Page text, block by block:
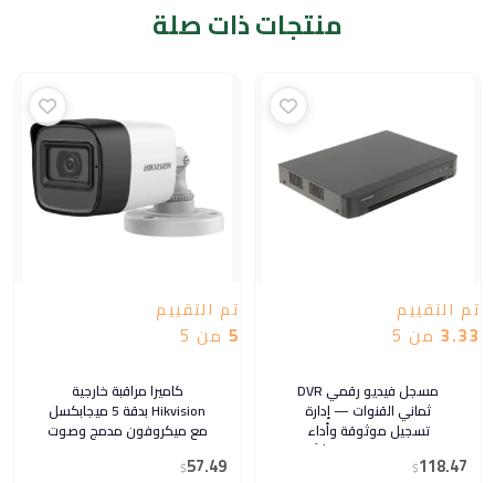
منتجات ذات صلة
تم التقييم
3.33 من 5
مسجل فيديو رقمي DVR
ثماني القنوات — إدارة
تسجيل موثوقة وأداء
مستقر للمنازل والمنشآت ·
$118.47
تم التقييم
5 من 5
كاميرا مراقبة خارجية
Hikvision بدقة 5 ميجابكسل
مع ميكروفون مدمج وصوت
$57.49